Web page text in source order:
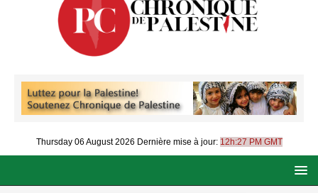
Thursday 06 August 2026 Dernière mise à jour: 12h:27 PM GMT